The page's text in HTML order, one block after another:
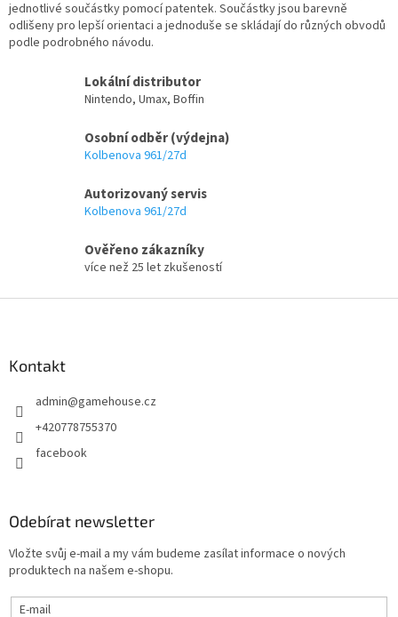
v
k
ý
p
s
u
jednotlivé součástky pomocí patentek. Součástky jsou barevně
odlišeny pro lepší orientaci a jednoduše se skládají do různých obvodů
podle podrobného návodu.
Lokální distributor
Nintendo, Umax, Boffin
Osobní odběr (výdejna)
Kolbenova 961/27d
Autorizovaný servis
Kolbenova 961/27d
Ověřeno zákazníky
více než 25 let zkušeností
Kontakt
admin@gamehouse.cz
+420778755370
facebook
Odebírat newsletter
Vložte svůj e-mail a my vám budeme zasílat informace o nových
produktech na našem e-shopu.
E-mail